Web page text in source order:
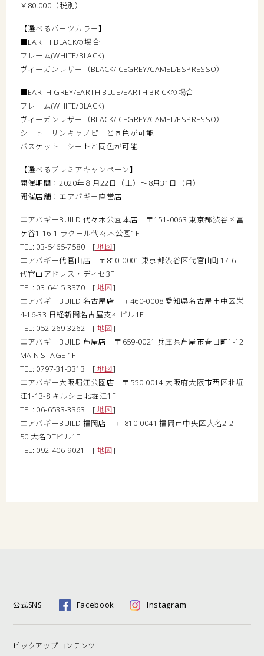
￥80.000（税別）
【選べるパーツカラー】
■EARTH BLACKの場合
フレーム(WHITE/BLACK)
ヴィーガンレザー（BLACK/ICEGREY/CAMEL/ESPRESSO）
■EARTH GREY/EARTH BLUE/EARTH BRICKの場合
フレーム(WHITE/BLACK)
ヴィーガンレザー（BLACK/ICEGREY/CAMEL/ESPRESSO）
シート サンキャノピーと同色が可能
バスケット シートと同色が可能
【選べるプレミアキャンペーン】
開催期間：2020年８月22日（土）～8月31日（月）
開催店舗：エアバギー直営店
エアバギーBUILD 代々木公園本店 〒151-0063 東京都渋谷区富
ヶ谷1-16-1 ラクール代々木公園1F
TEL: 03-5465-7580 [ 地図]
エアバギー代官山店 〒810-0001 東京都渋谷区代官山町17-6
代官山アドレス・ディセ3F
TEL: 03-6415-3370 [ 地図]
エアバギーBUILD 名古屋店 〒460-0008 愛知県名古屋市中区栄
4-16-33 日経新聞名古屋支社ビル1F
TEL: 052-269-3262 [ 地図]
エアバギーBUILD 芦屋店 〒659-0021 兵庫県芦屋市春日町1-12
MAIN STAGE 1F
TEL: 0797-31-3313 [ 地図]
エアバギー大阪堀江公園店 〒550-0014 大阪府大阪市西区北堀
江1-13-8 キルシェ北堀江1F
TEL: 06-6533-3363 [ 地図]
エアバギーBUILD 福岡店 〒 810-0041 福岡市中央区大名2-2-
50 大名DTビル1F
TEL: 092-406-9021 [ 地図]
公式SNS Facebook Instagram
ピックアップコンテンツ